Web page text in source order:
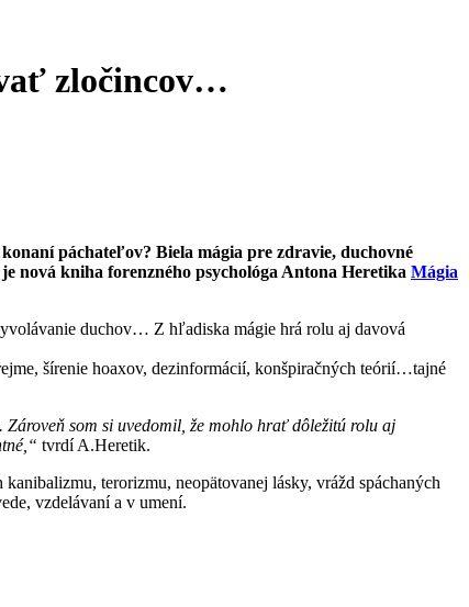
zločincov…
páchateľov? Biela mágia pre zdravie, duchovné
nová kniha forenzného psychológa Antona Heretika Mágia
duchov… Z hľadiska mágie hrá rolu aj davová
šírenie hoaxov, dezinformácií, konšpiračných teórií…tajné
Zároveň som si uvedomil, že mohlo hrať dôležitú rolu aj
tvrdí A.Heretik.
terorizmu, neopätovanej lásky, vrážd spáchaných
vzdelávaní a v umení.